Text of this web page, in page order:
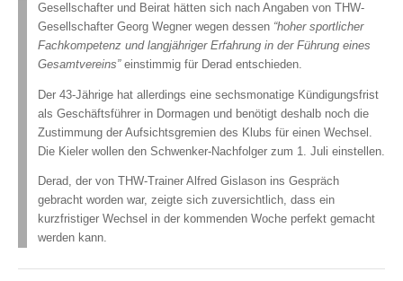
Gesellschafter und Beirat hätten sich nach Angaben von THW-
Gesellschafter Georg Wegner wegen dessen “hoher sportlicher
Fachkompetenz und langjähriger Erfahrung in der Führung eines
Gesamtvereins”einstimmig für Derad entschieden.
Der 43-Jährige hat allerdings eine sechsmonatige Kündigungsfrist
als Geschäftsführer in Dormagen und benötigt deshalb noch die
Zustimmung der Aufsichtsgremien des Klubs für einen Wechsel.
Die Kieler wollen den Schwenker-Nachfolger zum 1. Juli einstellen.
Derad, der von THW-Trainer Alfred Gislason ins Gespräch
gebracht worden war, zeigte sich zuversichtlich, dass ein
kurzfristiger Wechsel in der kommenden Woche perfekt gemacht
werden kann.